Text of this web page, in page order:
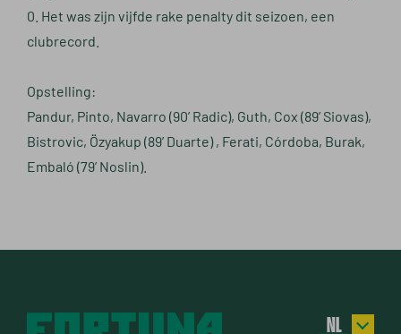
0. Het was zijn vijfde rake penalty dit seizoen, een
clubrecord.
Opstelling:
Pandur, Pinto, Navarro (90’ Radic), Guth, Cox (89’ Siovas),
Bistrovic, Özyakup (89’ Duarte) , Ferati, Córdoba, Burak,
Embaló (79’ Noslin).
NL